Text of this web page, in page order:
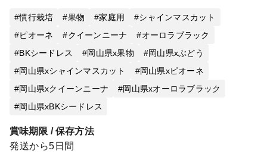
慣行栽培 果物 家庭用
シャインマスカット
ピオーネ
クイーンニーナ
オーロラブラック
BKシードレス
岡山県x果物
岡山県xぶどう
岡山県xシャインマスカット
岡山県xピオーネ
岡山県xクイーンニーナ
岡山県xオーロラブラック
岡山県xBKシードレス
賞味期限 / 保存方法
発送から5日間